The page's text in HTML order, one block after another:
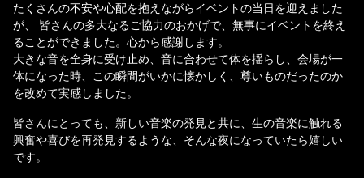
たくさんの不安や心配を抱えながらイベントの当日を迎えました
が、 皆さんの多大なるご協力のおかげで、無事にイベントを終え
ることができました。心から感謝します。
大きな音を全身に受け止め、音に合わせて体を揺らし、会場が一
体になった時、この瞬間がいかに懐かしく、尊いものだったのか
を改めて実感しました。
皆さんにとっても、新しい音楽の発見と共に、生の音楽に触れる
興奮や喜びを再発見するような、そんな夜になっていたら嬉しい
です。